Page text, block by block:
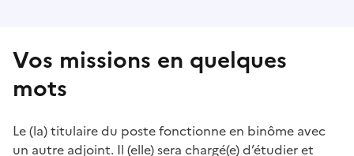
Vos missions en quelques
mots
Le (la) titulaire du poste fonctionne en binôme avec
un autre adjoint. Il (elle) sera chargé(e) d’étudier et